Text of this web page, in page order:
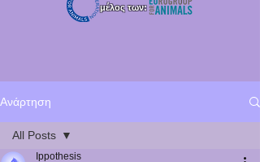
μέλος των:
Ανάρτηση
All Posts
Ippothesis